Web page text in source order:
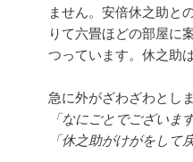
ません。安倍休之助と
りて六畳ほどの部屋に
つっています。休之助
急に外がざわざわとしま
「なにごとでございま
「休之助がけがをして